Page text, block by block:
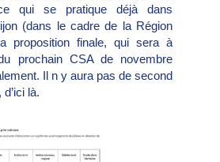
qui se pratique déjà dans
(dans le cadre de la Région
proposition finale, qui sera à
prochain CSA de novembre
Il n y aura pas de second
là.